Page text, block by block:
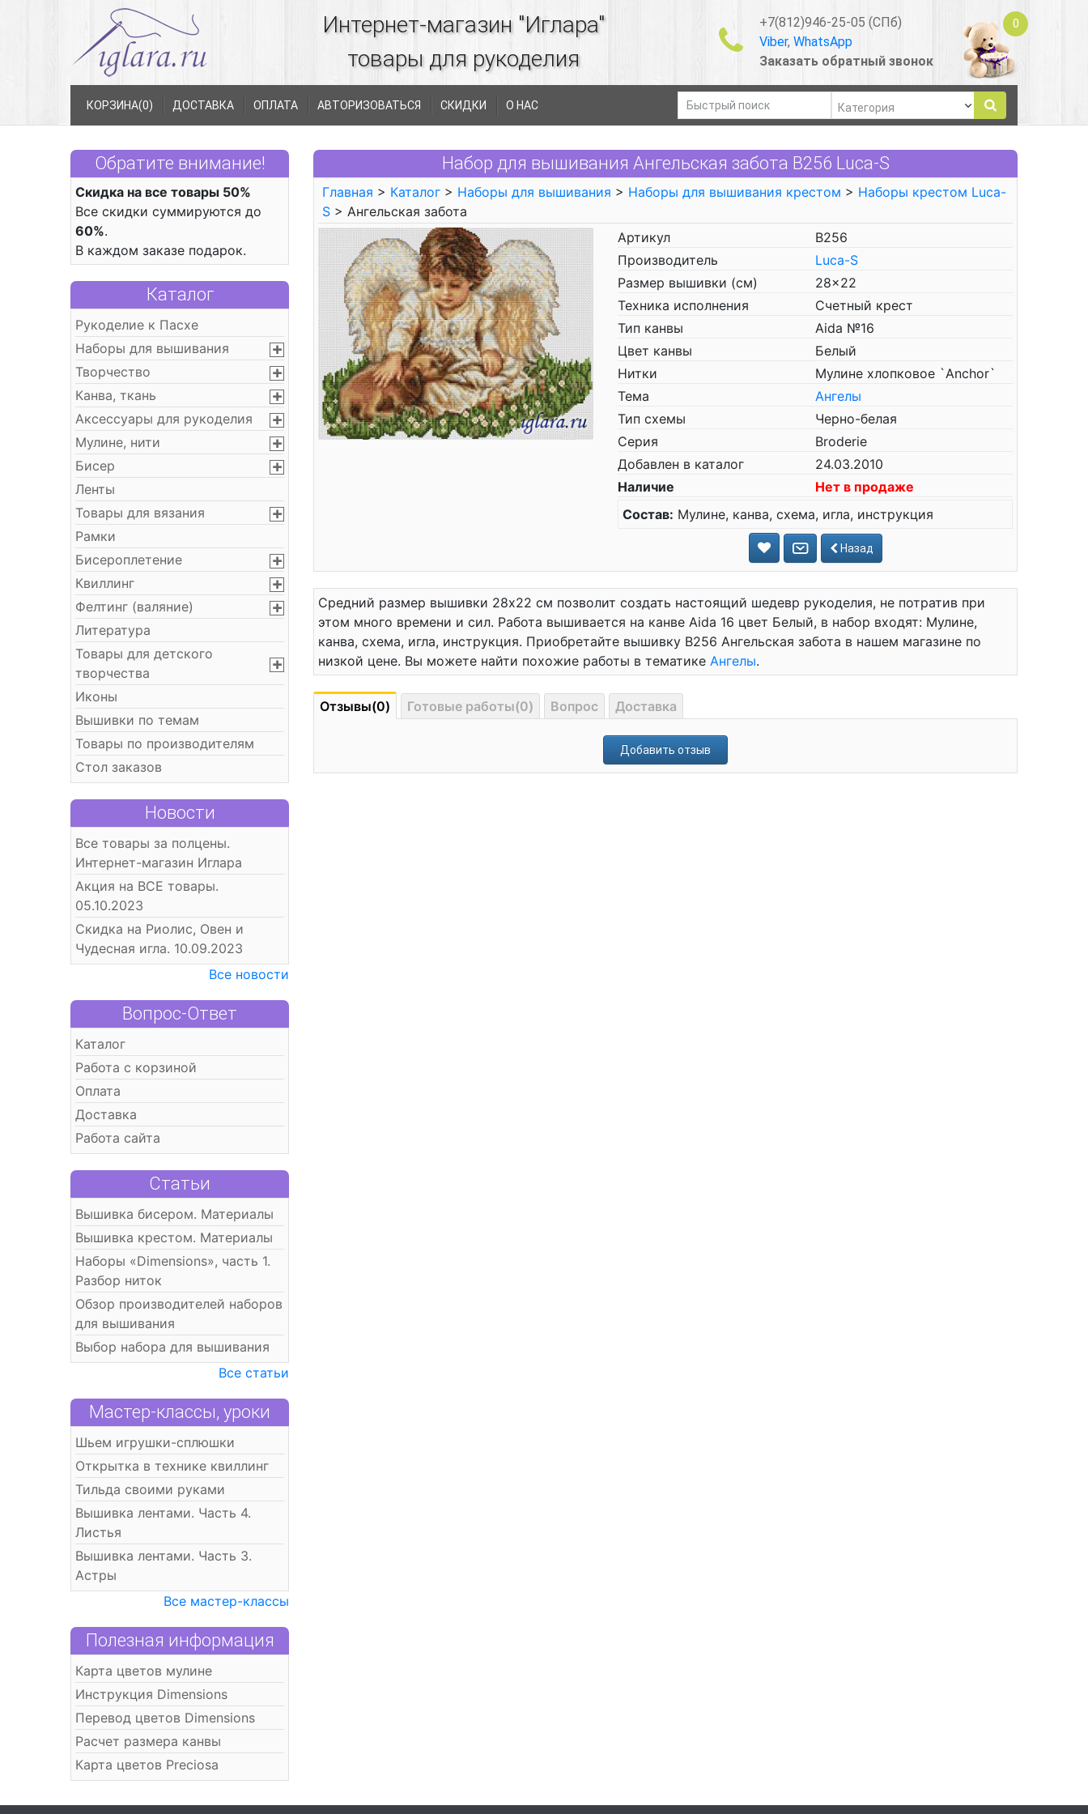
Интернет-магазин "Иглара"
товары для рукоделия
+7(812)946-25-05 (СПб)
Viber, WhatsApp
Заказать обратный звонок
0
КОРЗИНА(0) ДОСТАВКА ОПЛАТА АВТОРИЗОВАТЬСЯ СКИДКИ О НАС
Обратите внимание!
Скидка на все товары 50%
Все скидки суммируются до
60%.
В каждом заказе подарок.
Каталог
Рукоделие к Пасхе
Наборы для вышивания
Творчество
Канва, ткань
Аксессуары для рукоделия
Мулине, нити
Бисер
Ленты
Товары для вязания
Рамки
Бисероплетение
Квиллинг
Фелтинг (валяние)
Литература
Товары для детского
творчества
Иконы
Вышивки по темам
Товары по производителям
Стол заказов
Новости
Все товары за полцены.
Интернет-магазин Иглара
Акция на ВСЕ товары.
05.10.2023
Скидка на Риолис, Овен и
Чудесная игла. 10.09.2023
Все новости
Вопрос-Ответ
Каталог
Работа с корзиной
Оплата
Доставка
Работа сайта
Статьи
Вышивка бисером. Материалы
Вышивка крестом. Материалы
Наборы «Dimensions», часть 1.
Разбор ниток
Обзор производителей наборов
для вышивания
Выбор набора для вышивания
Все статьи
Мастер-классы, уроки
Шьем игрушки-сплюшки
Открытка в технике квиллинг
Тильда своими руками
Вышивка лентами. Часть 4.
Листья
Вышивка лентами. Часть 3.
Астры
Все мастер-классы
Полезная информация
Карта цветов мулине
Инструкция Dimensions
Перевод цветов Dimensions
Расчет размера канвы
Карта цветов Preciosa
Набор для вышивания Ангельская забота В256 Luca-S
Главная > Каталог > Наборы для вышивания > Наборы для вышивания крестом > Наборы крестом Luca-
S > Ангельская забота
Артикул
В256
Производитель
Luca-S
Размер вышивки (см)
28x22
Техника исполнения
Счетный крест
Тип канвы
Aida №16
Цвет канвы
Белый
Нитки
Мулине хлопковое `Anchor`
Тема
Ангелы
Тип схемы
Черно-белая
Серия
Broderie
Добавлен в каталог
24.03.2010
Наличие
Нет в продаже
Состав: Мулине, канва, схема, игла, инструкция
Назад
Средний размер вышивки 28x22 см позволит создать настоящий шедевр рукоделия, не потратив при
этом много времени и сил. Работа вышивается на канве Aida 16 цвет Белый, в набор входят: Мулине,
канва, схема, игла, инструкция. Приобретайте вышивку В256 Ангельская забота в нашем магазине по
низкой цене. Вы можете найти похожие работы в тематике Ангелы.
Отзывы(0) Готовые работы(0) Вопрос Доставка
Добавить отзыв